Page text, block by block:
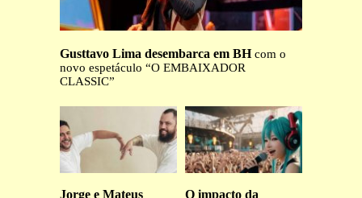
Gusttavo Lima desembarca em BHcom o
novo espetáculo “O EMBAIXADOR
CLASSIC”
Jorge e Mateus
O impacto da